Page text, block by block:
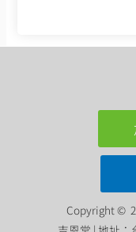
Copyright ©